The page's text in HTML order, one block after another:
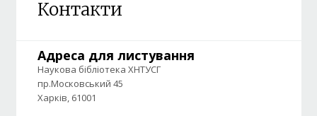
Контакти
Адреса для листування
Наукова бібліотека ХНТУСГ
пр.Московський 45
Харків, 61001